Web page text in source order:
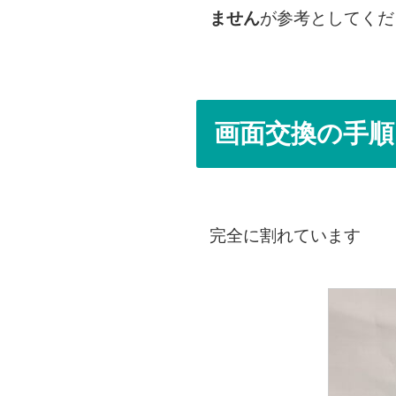
ませんが参考としてく
画面交換の手順
完全に割れています